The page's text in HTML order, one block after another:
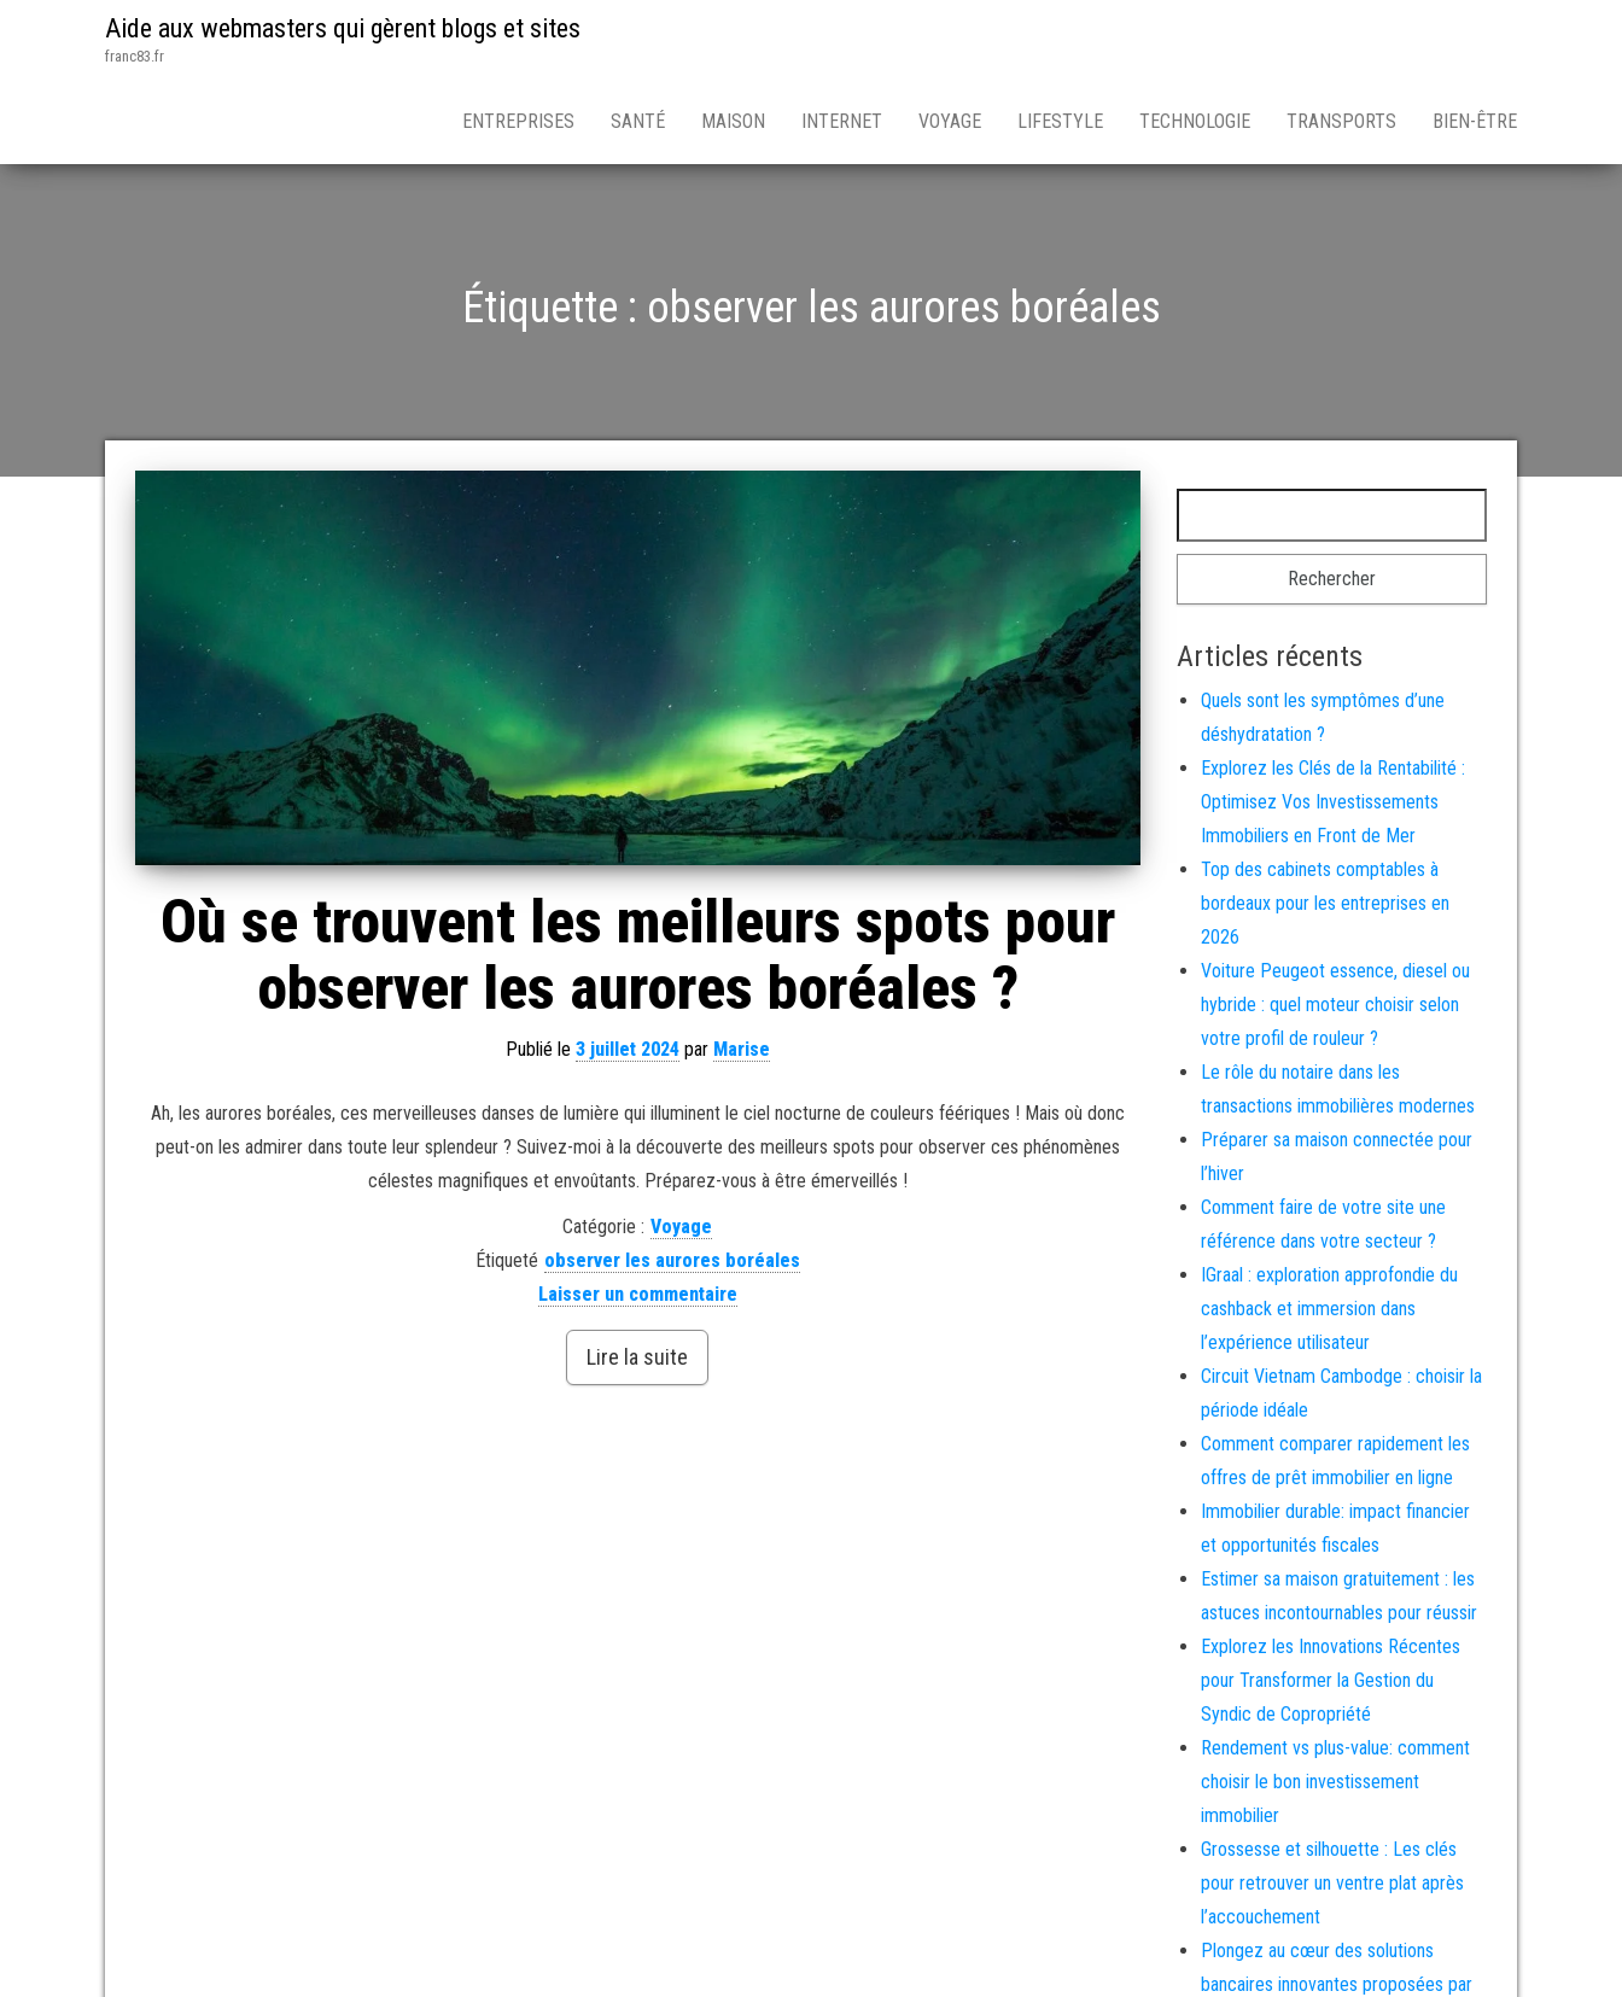
Aide aux webmasters qui gèrent blogs et sites
franc83.fr
ENTREPRISES SANTÉ MAISON INTERNET VOYAGE LIFESTYLE TECHNOLOGIE TRANSPORTS BIEN-ÊTRE
Étiquette : observer les aurores boréales
Où se trouvent les meilleurs spots pour
observer les aurores boréales ?
Publié le 3 juillet 2024par Marise
Ah, les aurores boréales, ces merveilleuses danses de lumière qui illuminent le ciel nocturne de couleurs féériques ! Mais où donc
peut-on les admirer dans toute leur splendeur ? Suivez-moi à la découverte des meilleurs spots pour observer ces phénomènes
célestes magnifiques et envoûtants. Préparez-vous à être émerveillés !
Catégorie : Voyage
Étiqueté observer les aurores boréales
Laisser un commentaire
Lire la suite
Articles récents
Quels sont les symptômes d’une
déshydratation ?
Explorez les Clés de la Rentabilité :
Optimisez Vos Investissements
Immobiliers en Front de Mer
Top des cabinets comptables à
bordeaux pour les entreprises en
2026
Voiture Peugeot essence, diesel ou
hybride : quel moteur choisir selon
votre profil de rouleur ?
Le rôle du notaire dans les
transactions immobilières modernes
Préparer sa maison connectée pour
l’hiver
Comment faire de votre site une
référence dans votre secteur ?
IGraal : exploration approfondie du
cashback et immersion dans
l’expérience utilisateur
Circuit Vietnam Cambodge : choisir la
période idéale
Comment comparer rapidement les
offres de prêt immobilier en ligne
Immobilier durable: impact financier
et opportunités fiscales
Estimer sa maison gratuitement : les
astuces incontournables pour réussir
Explorez les Innovations Récentes
pour Transformer la Gestion du
Syndic de Copropriété
Rendement vs plus-value: comment
choisir le bon investissement
immobilier
Grossesse et silhouette : Les clés
pour retrouver un ventre plat après
l’accouchement
Plongez au cœur des solutions
bancaires innovantes proposées par